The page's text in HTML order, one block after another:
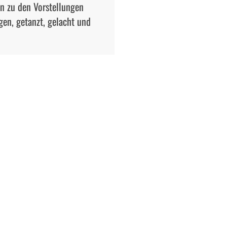
zu den Vorstellungen
getanzt, gelacht und